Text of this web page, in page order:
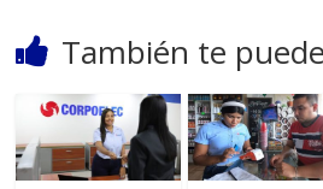
También te